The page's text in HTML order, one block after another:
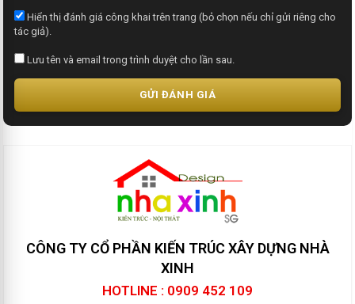
Hiển thị đánh giá công khai trên trang (bỏ chọn nếu chỉ gửi riêng cho
tác giả).
Lưu tên và email trong trình duyệt cho lần sau.
GỬI ĐÁNH GIÁ
CÔNG TY CỔ PHẦN KIẾN TRÚC XÂY DỰNG NHÀ
XINH
HOTLINE : 0909 452 109